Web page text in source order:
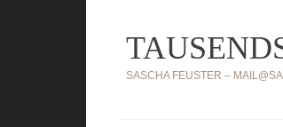
Inhalt
springen
SASCHA FEUSTER –